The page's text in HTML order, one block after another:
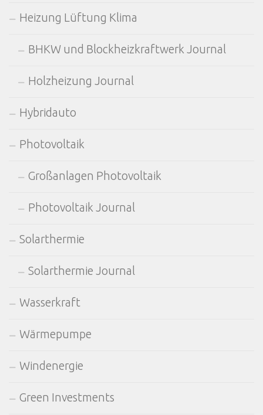
Heizung Lüftung Klima
BHKW und Blockheizkraftwerk Journal
Holzheizung Journal
Hybridauto
Photovoltaik
Großanlagen Photovoltaik
Photovoltaik Journal
Solarthermie
Solarthermie Journal
Wasserkraft
Wärmepumpe
Windenergie
Green Investments